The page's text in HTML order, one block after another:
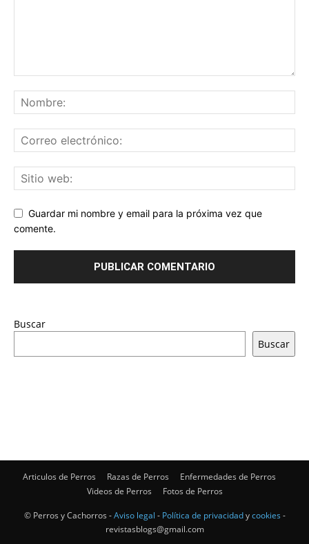
Guardar mi nombre y email para la próxima vez que
comente.
Buscar
Buscar
Articulos de Perros Razas de Perros
Enfermedades de Perros
Videos de Perros
Fotos de Perros
© Perros y Cachorros -Aviso legal - Política de privacidadycookies -
revistasblogs@gmail.com